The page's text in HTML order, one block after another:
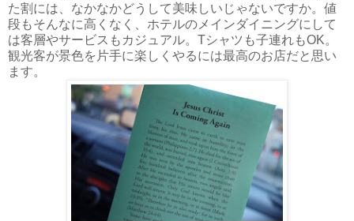
た割には、なかなかどうして美味しいじゃないですか。値
段もそんなに高くなく、ホテルのメインダイニングにして
は客層やサービスもカジュアル。Tシャツも子連れもOK。
観光客が景色を片手に楽しくやるには最高のお店だと思い
ます。